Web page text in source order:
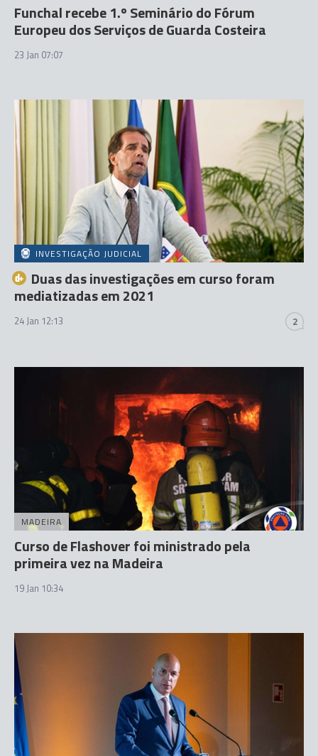
Funchal recebe 1.º Seminário do Fórum
Europeu dos Serviços de Guarda Costeira
23 Jan 07:07
INVESTIGAÇÃO JUDICIAL
Duas das investigações em curso foram
mediatizadas em 2021
24 Jan 12:13 2
MADEIRA
Curso de Flashover foi ministrado pela
primeira vez na Madeira
19 Jan 10:34